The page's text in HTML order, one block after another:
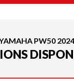
PW50 2024